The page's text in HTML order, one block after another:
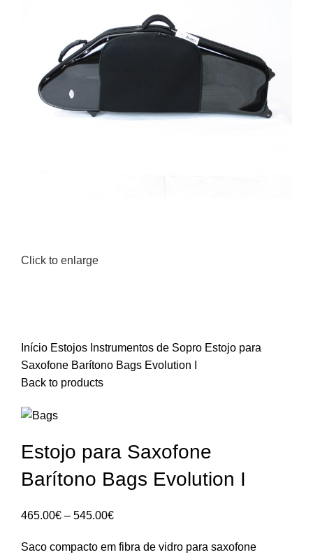
Click to enlarge
Início Estojos Instrumentos de Sopro Estojo para
Saxofone Barítono Bags Evolution I
Back to products
Estojo para Saxofone
Barítono Bags Evolution I
465.00€ – 545.00€Price
465.00€
Saco compacto em fibra de vidro para saxofone